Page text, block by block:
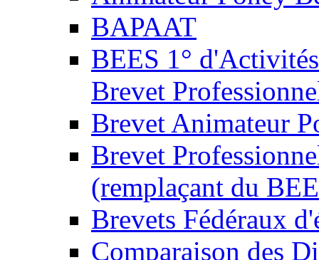
BAPAAT
BEES 1°
Brevet
Brevet Animateur
Brevet
(remplaçant du
Brevets Fédéraux
Comparaison des